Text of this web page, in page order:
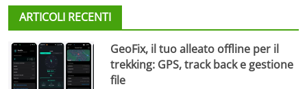
ARTICOLI RECENTI
GeoFix, il tuo alleato offline per il
trekking: GPS, track back e gestione
file